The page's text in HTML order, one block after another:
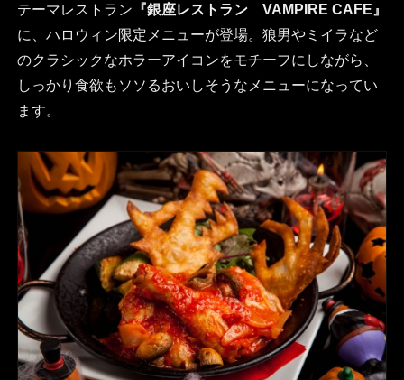
テーマレストラン 『銀座レストラン VAMPIRE CAFE』
に、ハロウィン限定メニューが登場。狼男やミイラなど
のクラシックなホラーアイコンをモチーフにしながら、
しっかり食欲もソソるおいしそうなメニューになってい
ます。